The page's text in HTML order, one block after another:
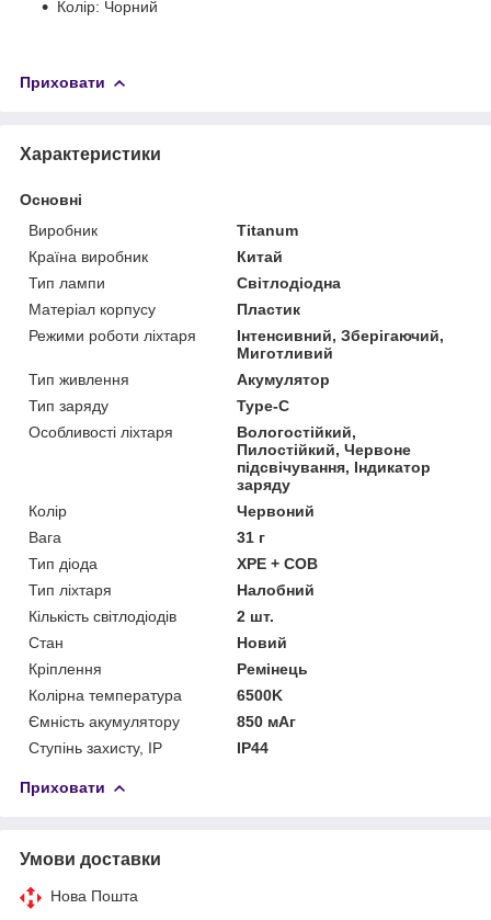
Колір: Чорний
Приховати
Характеристики
Основні
Виробник
Titanum
Країна виробник
Китай
Тип лампи
Світлодіодна
Матеріал корпусу
Пластик
Режими роботи ліхтаря
Інтенсивний, Зберігаючий,
Миготливий
Тип живлення
Акумулятор
Тип заряду
Type-C
Особливості ліхтаря
Вологостійкий,
Пилостійкий, Червоне
підсвічування, Індикатор
заряду
Колір
Червоний
Вага
31 г
Тип діода
XPE + COB
Тип ліхтаря
Налобний
Кількість світлодіодів
2 шт.
Стан
Новий
Кріплення
Ремінець
Колірна температура
6500K
Ємність акумулятору
850 мАг
Ступінь захисту, IP
IP44
Приховати
Умови доставки
Нова Пошта